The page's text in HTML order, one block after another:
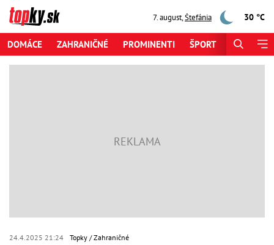
7. august,Štefánia 30 °C
DOMÁCE ZAHRANIČNÉ PROMINENTI ŠPORT
24.4.2025 21:24 Topky Zahraničné